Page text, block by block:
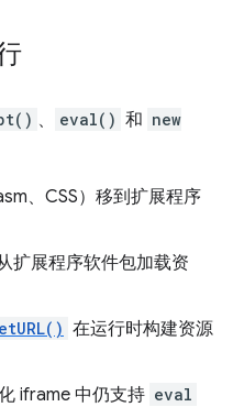
、 eval() 和 new
、CSS）移到扩展程序
扩展程序软件包加载资
在运行时构建资源
iframe 中仍支持 eval